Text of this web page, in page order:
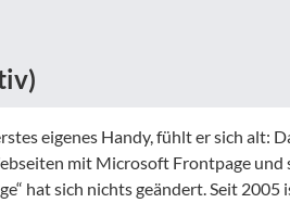
eigenes Handy, fühlt er sich alt:
mit Microsoft Frontpage und
hat sich nichts geändert. Seit